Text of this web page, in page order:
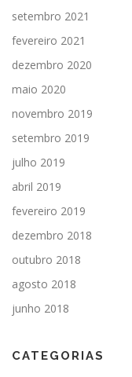
setembro 2021
fevereiro 2021
dezembro 2020
maio 2020
novembro 2019
setembro 2019
julho 2019
abril 2019
fevereiro 2019
dezembro 2018
outubro 2018
agosto 2018
junho 2018
CATEGORIAS